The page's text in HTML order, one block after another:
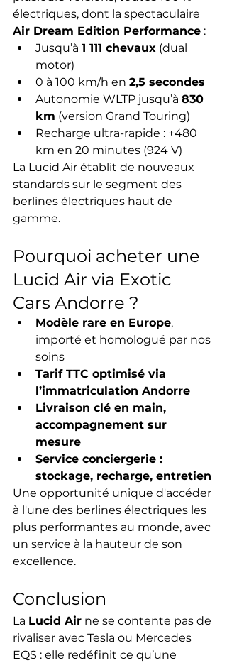
électriques, dont la spectaculaire
Air Dream Edition Performance :
Jusqu’à 1 111 chevaux (dual
motor)
0 à 100 km/h en 2,5 secondes
Autonomie WLTP jusqu’à 830
km (version Grand Touring)
Recharge ultra-rapide : +480
km en 20 minutes (924 V)
La Lucid Air établit de nouveaux
standards sur le segment des
berlines électriques haut de
gamme.
Pourquoi acheter une
Lucid Air via Exotic
Cars Andorre ?
Modèle rare en Europe,
importé et homologué par nos
soins
Tarif TTC optimisé via
l’immatriculation Andorre
Livraison clé en main,
accompagnement sur
mesure
Service conciergerie :
stockage, recharge, entretien
Une opportunité unique d'accéder
à l'une des berlines électriques les
plus performantes au monde, avec
un service à la hauteur de son
excellence.
Conclusion
La Lucid Air ne se contente pas de
rivaliser avec Tesla ou Mercedes
EQS : elle redéfinit ce qu’une